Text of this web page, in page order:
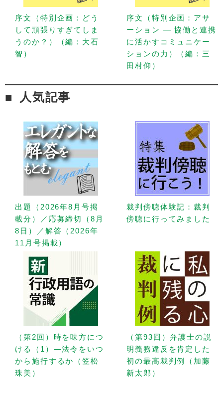
序文（特別企画：どう
して頑張りすぎてしま
うのか？）（編：大石
智）
序文（特別企画：アサ
ーション — 協働と連携
に活かすコミュニケー
ションの力）（編：三
田村仰）
人気記事
出題（2026年8月号掲
載分）／応募締切（8月
8日）／解答（2026年
11月号掲載）
裁判傍聴体験記：裁判
傍聴に行ってみました
（第2回）時を味方につ
ける（1）—法令をいつ
から施行するか（笠松
珠美）
（第93回）弁護士の説
明義務違反を肯定した
初の最高裁判例（加藤
新太郎）